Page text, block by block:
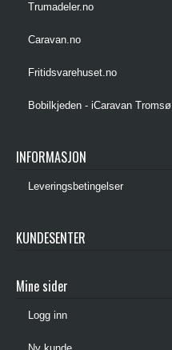
Trumadeler.no
Caravan.no
Fritidsvarehuset.no
Bobilkjeden - iCaravan Tromsø
INFORMASJON
Leveringsbetingelser
KUNDESENTER
Mine sider
Logg inn
Ny kunde